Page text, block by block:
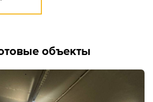
объекты